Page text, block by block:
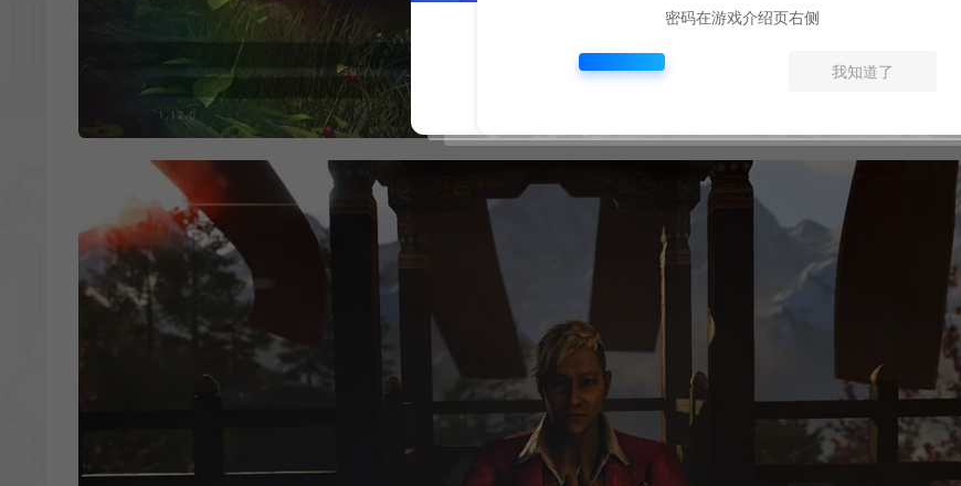
密码在游戏介绍页右侧
我知道了